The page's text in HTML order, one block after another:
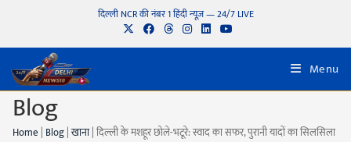
दिल्ली NCR की नंबर 1 हिंदी न्यूज़ — 24/7 LIVE
Menu
Blog
Home | Blog|खाना|दिल्ली के मशहूर छोले-भटूरे: स्वाद का सफर, पुरानी यादों का सिलसिला